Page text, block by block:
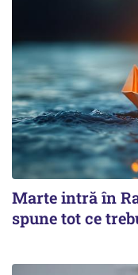
Marte intră în
spune tot ce